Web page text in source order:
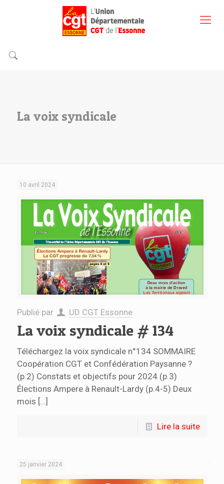
La voix syndicale
10 avril 2024
Publié par UD CGT Essonne
La voix syndicale # 134
Téléchargez la voix syndicale n°134 SOMMAIRE
Coopération CGT et Confédération Paysanne ?
(p.2) Constats et objectifs pour 2024 (p.3)
Élections Ampere à Renault-Lardy (p.4-5) Deux
mois […]
Lire la suite
25 janvier 2024